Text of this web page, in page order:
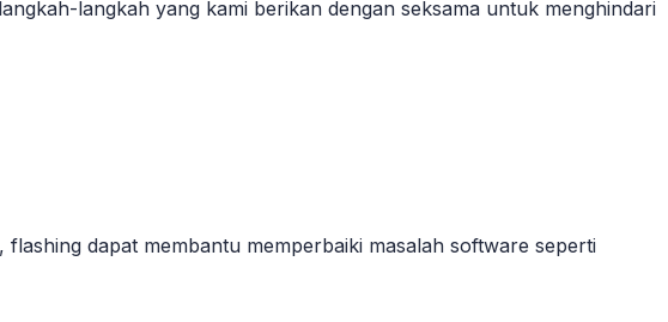
langkah yang kami berikan dengan seksama untuk menghindari
dapat membantu memperbaiki masalah software seperti